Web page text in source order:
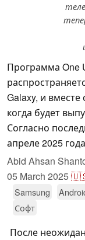
Программа One
Galaxy, и
когда будет
Согласно
апреле 2025
Abid Ahsan
05 March 2025
Samsung
Софт
После